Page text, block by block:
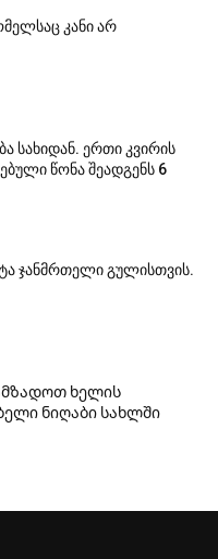
კანი არ
სახიდან. ერთი კვირის
წონა შეადგენს 6
ჯანმრთელი გულისთვის.
ხელის
ნიღაბი სახლში